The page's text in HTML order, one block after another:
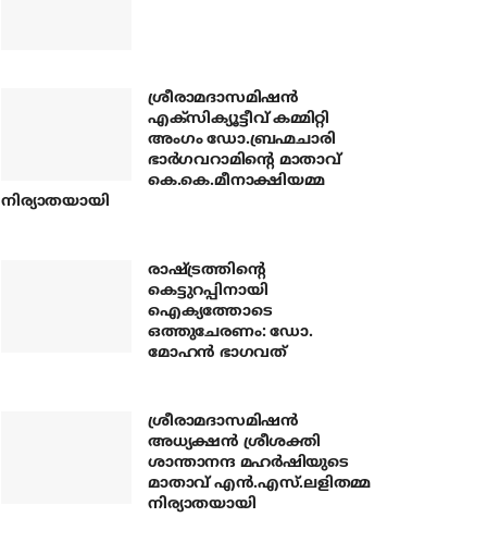
ശ്രീരാമദാസമിഷന്‍
എക്‌സിക്യൂട്ടീവ് കമ്മിറ്റി
അംഗം ഡോ.ബ്രഹ്മചാരി
ഭാര്‍ഗവറാമിന്റെ മാതാവ്
കെ.കെ.മീനാക്ഷിയമ്മ
നിര്യാതയായി
രാഷ്ട്രത്തിന്റെ
കെട്ടുറപ്പിനായി
ഐക്യത്തോടെ
ഒത്തുചേരണം: ഡോ.
മോഹന്‍ ഭാഗവത്
ശ്രീരാമദാസമിഷന്‍
അധ്യക്ഷന്‍ ശ്രീശക്തി
ശാന്താനന്ദ മഹര്‍ഷിയുടെ
മാതാവ് എന്‍.എസ്.ലളിതമ്മ
നിര്യാതയായി